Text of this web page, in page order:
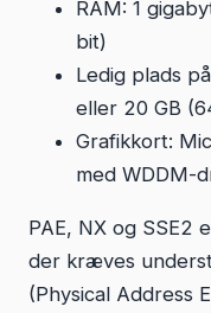
RAM: 1
bit)
Ledig plads
eller 20 GB
Grafikkort:
med WDDM-
PAE, NX og SSE2
der kræves
(Physical Address